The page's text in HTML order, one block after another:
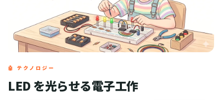
🤖 テクノロジー
LED を光らせる電子工作